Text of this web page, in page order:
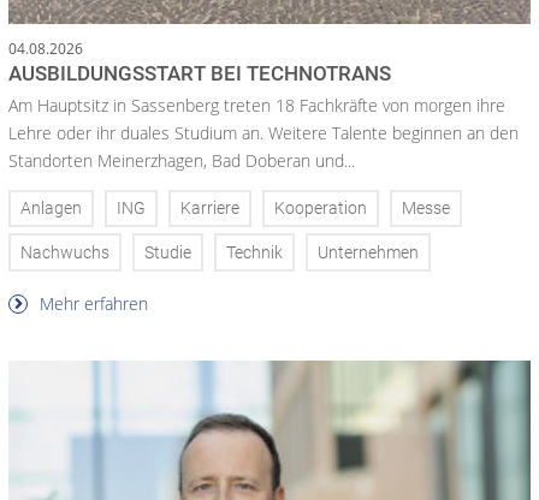
04.08.2026
AUSBILDUNGSSTART BEI TECHNOTRANS
Am Hauptsitz in Sassenberg treten 18 Fachkräfte von morgen ihre
Lehre oder ihr duales Studium an. Weitere Talente beginnen an den
Standorten Meinerzhagen, Bad Doberan und...
Anlagen ING Karriere Kooperation Messe
Nachwuchs Studie Technik Unternehmen
Mehr erfahren